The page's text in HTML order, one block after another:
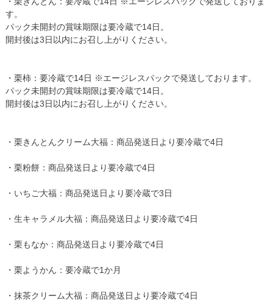
す。
パック未開封の賞味期限は要冷蔵で14日。
開封後は3日以内にお召し上がりください。
・栗柿：要冷蔵で14日 ※エージレスパックで発送しております。
パック未開封の賞味期限は要冷蔵で14日。
開封後は3日以内にお召し上がりください。
・栗きんとんクリーム大福：商品発送日より要冷蔵で4日
・栗粉餅：商品発送日より要冷蔵で4日
・いちご大福：商品発送日より要冷蔵で3日
・生キャラメル大福：商品発送日より要冷蔵で4日
・栗もなか：商品発送日より要冷蔵で4日
・栗ようかん：要冷蔵で1か月
・抹茶クリーム大福：商品発送日より要冷蔵で4日